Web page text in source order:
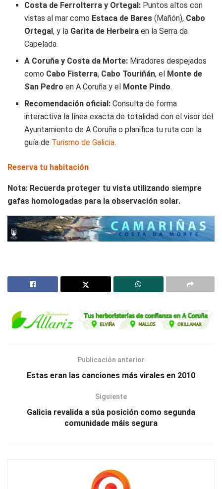
Costa de Ferrolterra y Ortegal: Puntos altos con
vistas al mar como Estaca de Bares (Mañón), Cabo
Ortegal, y la Garita de Herbeira en la Serra da
Capelada.
A Coruña y Costa da Morte: Miradores despejados
como Cabo Fisterra, Cabo Touriñán, el
Monte de
San Pedro en A Coruña y el Monte Pindo.
Recomendación oficial: Consulta de forma
interactiva la línea exacta de totalidad con el visor del
Ayuntamiento de A Coruña o planifica tu ruta con la
guía de Turismo de Galicia.
Reserva tu habitación
Nota: Recuerda proteger tu vista utilizando siempre
gafas homologadas para la observación solar.
Publicación anterior
Estas eran las canciones más virales en 2010
Siguiente
Galicia revalida a súa posición como segunda
comunidade máis segura